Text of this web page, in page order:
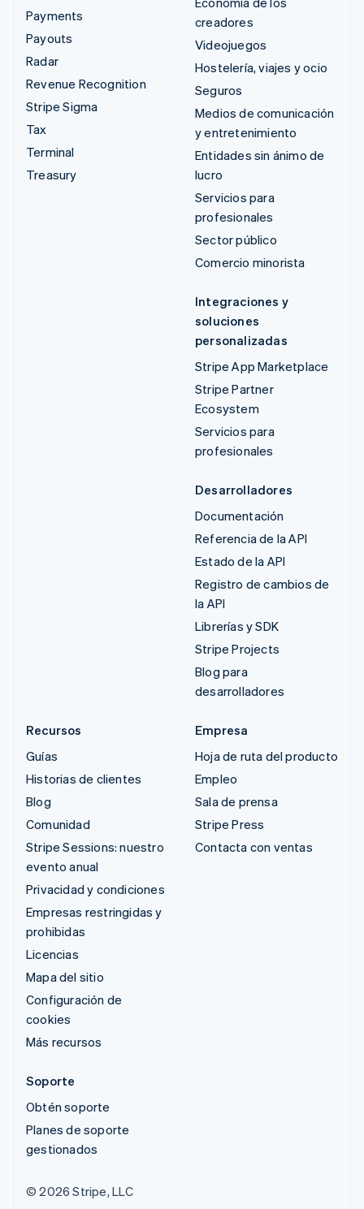
Payments
Payouts
Radar
Revenue Recognition
Stripe Sigma
Tax
Terminal
Treasury
creadores
Videojuegos
Hostelería, viajes y ocio
Seguros
Medios de comunicación
y entretenimiento
Entidades sin ánimo de
lucro
Servicios para
profesionales
Sector público
Comercio minorista
Integraciones y
soluciones
personalizadas
Stripe App Marketplace
Stripe Partner
Ecosystem
Servicios para
profesionales
Desarrolladores
Documentación
Referencia de la API
Estado de la API
Registro de cambios de
la API
Librerías y SDK
Stripe Projects
Blog para
desarrolladores
Recursos
Guías
Historias de clientes
Blog
Comunidad
Stripe Sessions: nuestro
evento anual
Privacidad y condiciones
Empresas restringidas y
prohibidas
Licencias
Mapa del sitio
Configuración de
cookies
Más recursos
Empresa
Hoja de ruta del producto
Empleo
Sala de prensa
Stripe Press
Contacta con ventas
Soporte
Obtén soporte
Planes de soporte
gestionados
© 2026 Stripe, LLC